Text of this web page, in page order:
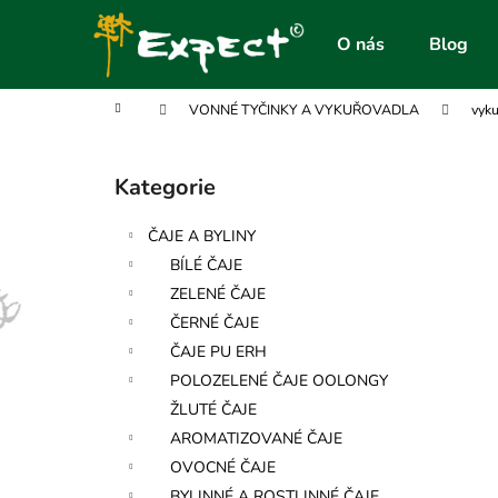
O nás Blog
Domů VONNÉ TYČINKY A VYKUŘOVADLA
Přeskočit
kategorie
Kategorie
ČAJE A BYLINY
BÍLÉ ČAJE
ZELENÉ ČAJE
ČERNÉ ČAJE
ČAJE PU ERH
POLOZELENÉ ČAJE OOLONGY
ŽLUTÉ ČAJE
AROMATIZOVANÉ ČAJE
OVOCNÉ ČAJE
í
Zpět
do
Zpět
do